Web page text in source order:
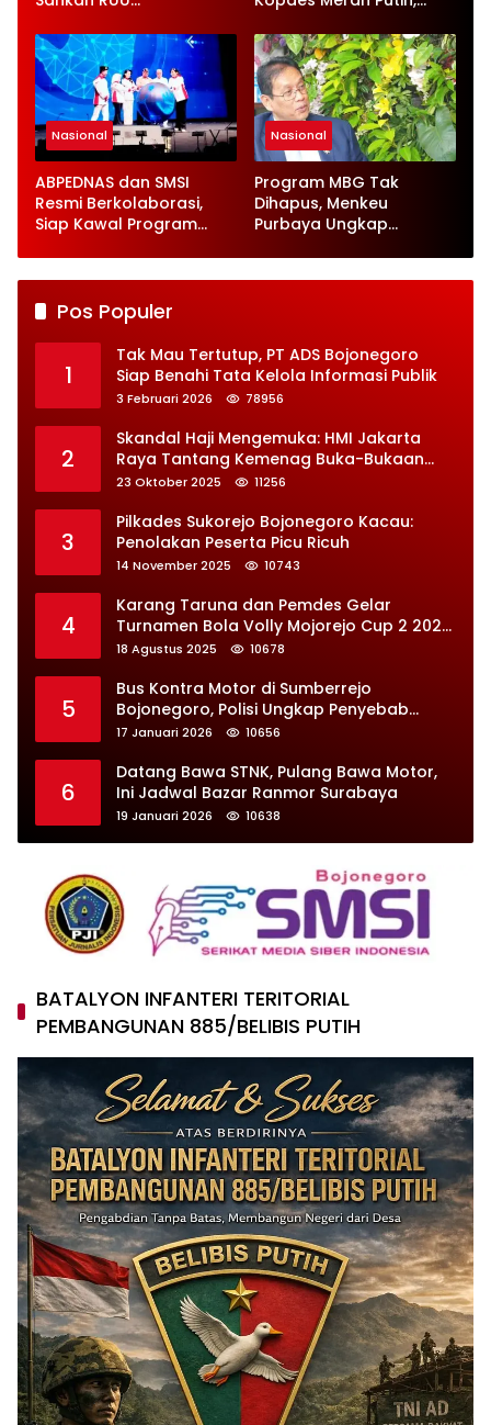
Kerja
Nasional
ABPEDNAS dan SMSI
Resmi Berkolaborasi,
Siap Kawal Program
Nasional
Program MBG Tak
Dihapus, Menkeu
Purbaya Ungkap
besaran
Pos Populer
1
Tak Mau Tertutup, PT ADS Bojonegoro
Siap Benahi Tata Kelola Informasi Publik
3 Februari 2026 78956
2
Skandal Haji Mengemuka: HMI Jakarta
Raya Tantang Kemenag Buka-Bukaan
Soal Kontrak Syarekah Bermasalah
23 Oktober 2025 11256
3
Pilkades Sukorejo Bojonegoro Kacau:
Penolakan Peserta Picu Ricuh
14 November 2025 10743
4
Karang Taruna dan Pemdes Gelar
Turnamen Bola Volly Mojorejo Cup 2 2025,
Diikuti 28 Tim
18 Agustus 2025 10678
5
Bus Kontra Motor di Sumberrejo
Bojonegoro, Polisi Ungkap Penyebab
Kecelakaan
17 Januari 2026 10656
6
Datang Bawa STNK, Pulang Bawa Motor,
Ini Jadwal Bazar Ranmor Surabaya
19 Januari 2026 10638
BATALYON INFANTERI TERITORIAL
PEMBANGUNAN 885/BELIBIS PUTIH